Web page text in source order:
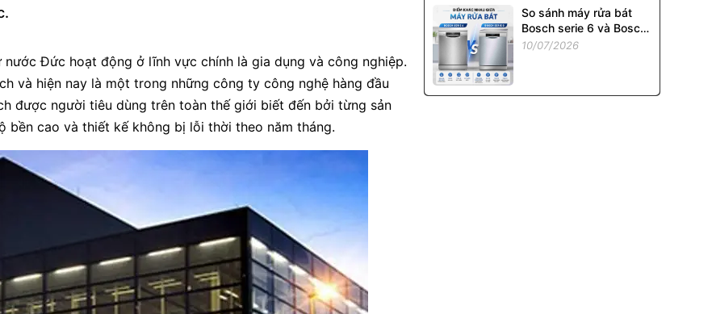
Đức hoạt động ở lĩnh vực chính là gia dụng và công nghiệp.
và hiện nay là một trong những công ty công nghệ hàng đầu
được người tiêu dùng trên toàn thế giới biết đến bởi từng sản
cao và thiết kế không bị lỗi thời theo năm tháng.
So sánh máy rửa bát
Bosch serie 6 và Bosch
Serie 8: Có đáng chi
10/07/2026